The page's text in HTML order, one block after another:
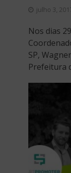
julho 3,
Nos dias
SP,
Prefeitura